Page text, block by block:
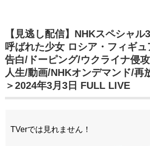
【見逃し配信】NHKスペシャル
呼ばれた少女 ロシア・フィギ
告白/ドーピング/ウクライナ侵
人生/動画/NHKオンデマンド/再
＞2024年3月3日 FULL LIVE
TVerでは見れません！